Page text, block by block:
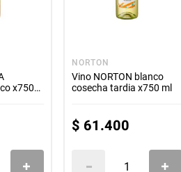
x750
NORTON
Vino NORTON blanco
cosecha tardia x750 ml
$ 61.400